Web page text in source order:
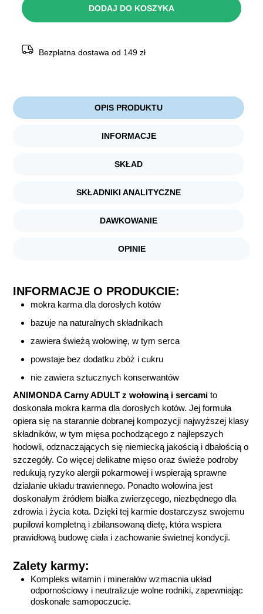
z
DODAJ DO KOSZYKA
Bezpłatna dostawa od 149 zł
OPIS PRODUKTU
INFORMACJE
SKŁAD
SKŁADNIKI ANALITYCZNE
DAWKOWANIE
OPINIE
INFORMACJE O PRODUKCIE:
mokra karma dla dorosłych kotów
bazuje na naturalnych składnikach
zawiera świeżą wołowinę, w tym serca
powstaje bez dodatku zbóż i cukru
nie zawiera sztucznych konserwantów
ANIMONDA Carny ADULT z wołowiną i sercami to
doskonała mokra karma dla dorosłych kotów. Jej formuła
opiera się na starannie dobranej kompozycji najwyższej klasy
składników, w tym mięsa pochodzącego z najlepszych
hodowli, odznaczających się niemiecką jakością i dbałością o
szczegóły. Co więcej delikatne mięso oraz świeże podroby
redukują ryzyko alergii pokarmowej i wspierają sprawne
działanie układu trawiennego. Ponadto wołowina jest
doskonałym źródłem białka zwierzęcego, niezbędnego dla
zdrowia i życia kota. Dzięki tej karmie dostarczysz swojemu
pupilowi kompletną i zbilansowaną dietę, która wspiera
prawidłową budowę ciała i zachowanie świetnej kondycji.
Zalety karmy:
Kompleks witamin i minerałów wzmacnia układ
odpornościowy i neutralizuje wolne rodniki, zapewniając
doskonałe samopoczucie.